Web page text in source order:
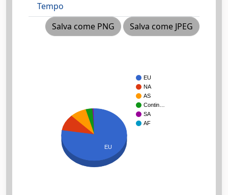
Tempo
Salva come PNG
Salva come JPEG
EU
NA
AS
Contin…
SA
AF
EU